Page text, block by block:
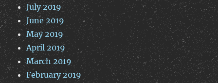
July 2019
June 2019
May 2019
April 2019
March 2019
February 2019